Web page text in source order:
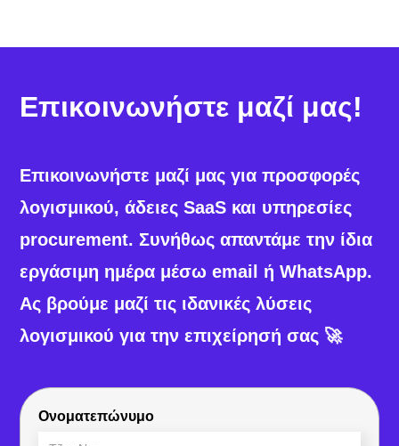
Επικοινωνήστε μαζί μας!
Επικοινωνήστε μαζί μας για προσφορές
λογισμικού, άδειες SaaS και υπηρεσίες
procurement. Συνήθως απαντάμε την ίδια
εργάσιμη ημέρα μέσω email ή WhatsApp.
Ας βρούμε μαζί τις ιδανικές λύσεις
λογισμικού για την επιχείρησή σας 🚀
Ονοματεπώνυμο